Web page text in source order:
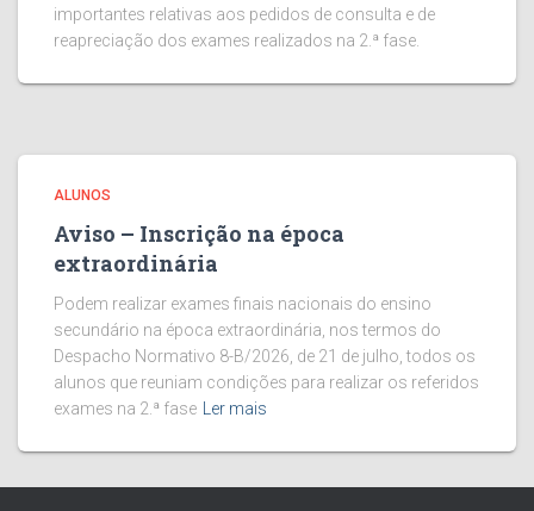
importantes relativas aos pedidos de consulta e de
reapreciação dos exames realizados na 2.ª fase.
ALUNOS
Aviso – Inscrição na época
extraordinária
Podem realizar exames finais nacionais do ensino
secundário na época extraordinária, nos termos do
Despacho Normativo 8-B/2026, de 21 de julho, todos os
alunos que reuniam condições para realizar os referidos
exames na 2.ª fase
Ler mais